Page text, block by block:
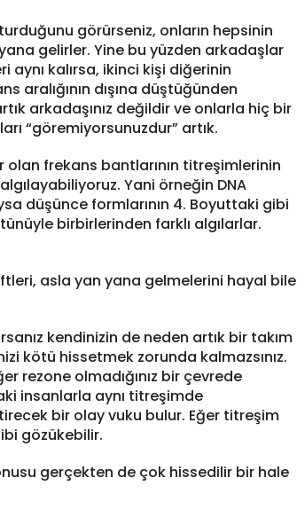
görürseniz, onların hepsinin
gelirler. Yine bu yüzden arkadaşlar
aynı kalırsa, ikinci kişi diğerinin
aralığının dışına düştüğünden
arkadaşınız değildir ve onlarla hiç bir
“göremiyorsunuzdur” artık.
frekans bantlarının titreşimlerinin
Yani örneğin DNA
düşünce formlarının 4. Boyuttaki gibi
birbirlerinden farklı algılarlar.
asla yan yana gelmelerini hayal bile
kendinizin de neden artık bir takım
kötü hissetmek zorunda kalmazsınız.
rezone olmadığınız bir çevrede
insanlarla aynı titreşimde
bir olay vuku bulur. Eğer titreşim
gözükebilir.
gerçekten de çok hissedilir bir hale